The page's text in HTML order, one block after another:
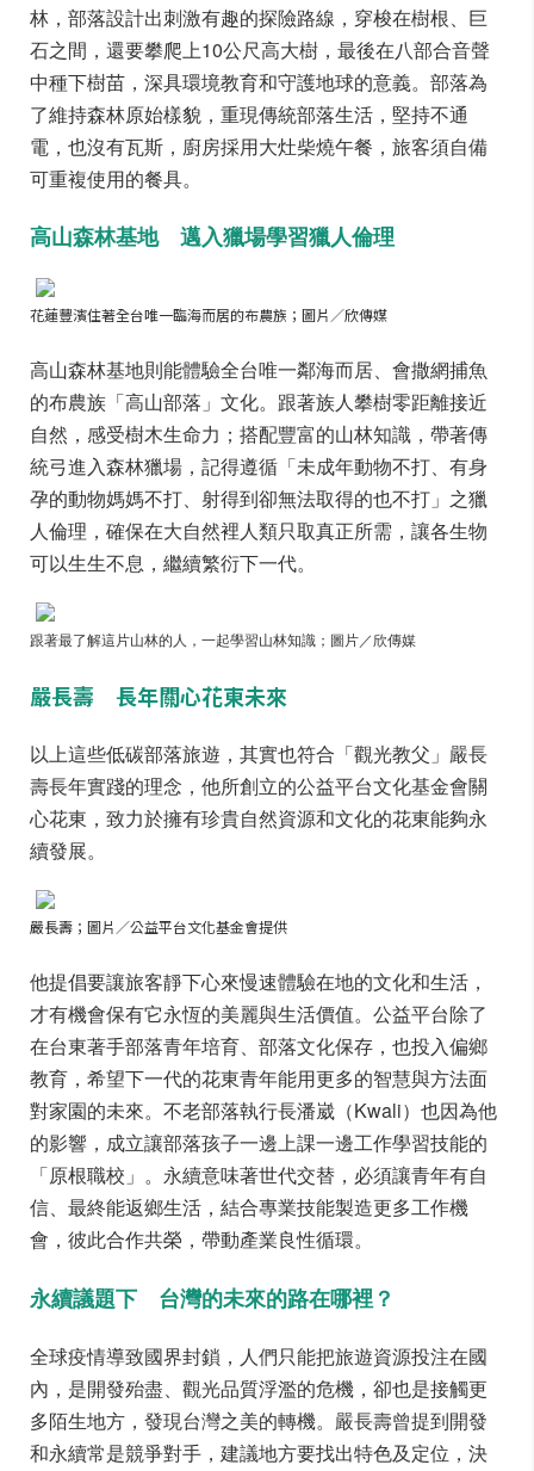
林，部落設計出刺激有趣的探險路線，穿梭在樹根、巨
石之間，還要攀爬上10公尺高大樹，最後在八部合音聲
中種下樹苗，深具環境教育和守護地球的意義。部落為
了維持森林原始樣貌，重現傳統部落生活，堅持不通
電，也沒有瓦斯，廚房採用大灶柴燒午餐，旅客須自備
可重複使用的餐具。
高山森林基地 邁入獵場學習獵人倫理
花蓮豐濱住著全台唯一臨海而居的布農族；圖片／欣傳媒
高山森林基地則能體驗全台唯一鄰海而居、會撒網捕魚
的布農族「高山部落」文化。跟著族人攀樹零距離接近
自然，感受樹木生命力；搭配豐富的山林知識，帶著傳
統弓進入森林獵場，記得遵循「未成年動物不打、有身
孕的動物媽媽不打、射得到卻無法取得的也不打」之獵
人倫理，確保在大自然裡人類只取真正所需，讓各生物
可以生生不息，繼續繁衍下一代。
跟著最了解這片山林的人，一起學習山林知識；圖片／欣傳媒
嚴長壽 長年關心花東未來
以上這些低碳部落旅遊，其實也符合「觀光教父」嚴長
壽長年實踐的理念，他所創立的公益平台文化基金會關
心花東，致力於擁有珍貴自然資源和文化的花東能夠永
續發展。
嚴長壽；圖片／公益平台文化基金會提供
他提倡要讓旅客靜下心來慢速體驗在地的文化和生活，
才有機會保有它永恆的美麗與生活價值。公益平台除了
在台東著手部落青年培育、部落文化保存，也投入偏鄉
教育，希望下一代的花東青年能用更多的智慧與方法面
對家園的未來。不老部落執行長潘崴（Kwali）也因為他
的影響，成立讓部落孩子一邊上課一邊工作學習技能的
「原根職校」。永續意味著世代交替，必須讓青年有自
信、最終能返鄉生活，結合專業技能製造更多工作機
會，彼此合作共榮，帶動產業良性循環。
永續議題下 台灣的未來的路在哪裡？
全球疫情導致國界封鎖，人們只能把旅遊資源投注在國
內，是開發殆盡、觀光品質浮濫的危機，卻也是接觸更
多陌生地方，發現台灣之美的轉機。嚴長壽曾提到開發
和永續常是競爭對手，建議地方要找出特色及定位，決